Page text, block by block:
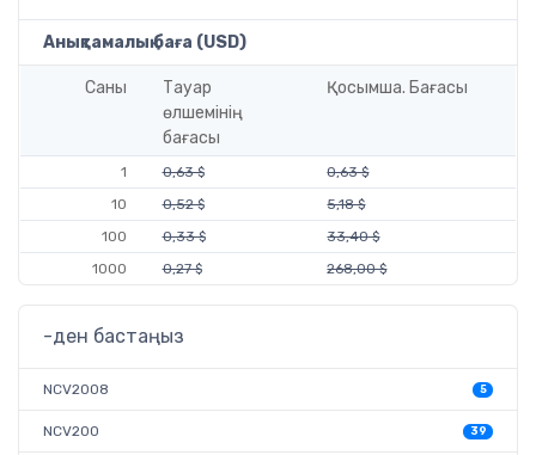
Анықтамалық баға (USD)
Саны
Тауар
өлшемінің
бағасы
Қосымша. Бағасы
1 0,63 $
0,63 $
10
0,52 $
5,18 $
100
0,33 $
33,40 $
1000
0,27 $ 268,00 $
-ден бастаңыз
NCV2008 5
NCV200 39